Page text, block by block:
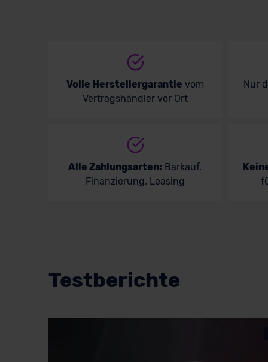
Volle Herstellergarantie vom
Vertragshändler vor Ort
Nur
Alle Zahlungsarten: Barkauf,
Finanzierung, Leasing
Testberichte